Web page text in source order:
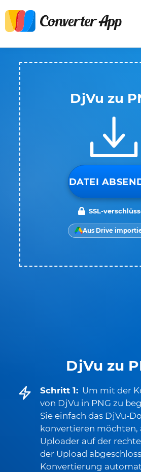
DjVu zu
Schritt 1: Um mit der
von DjVu in PNG zu
Sie einfach das DjVu-
konvertieren möchten,
Uploader auf der
der Upload
Konvertierung
DjVu zu
DATEI
SSL-
Aus Drive